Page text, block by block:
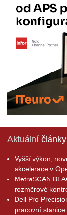
Aktuální články
Vyšší výkon,
akcelerace v
MetraSCAN
rozměrové
Dell Pro
pracovní